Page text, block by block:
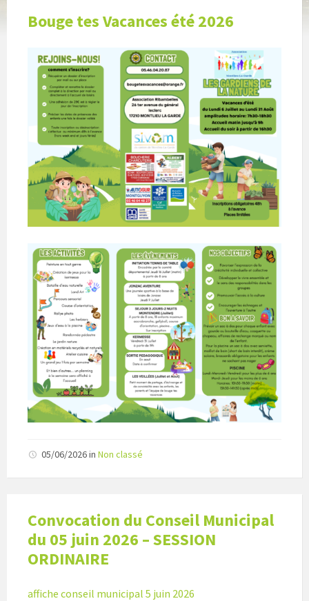
Bouge tes Vacances été 2026
05/06/2026in Non classé
Convocation du Conseil Municipal
du 05 juin 2026 – SESSION
ORDINAIRE
affiche conseil municipal 5 juin 2026